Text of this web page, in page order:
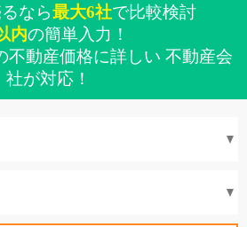
なら最大6社で比較検討
内の簡単入力！
不動産価格に詳しい 不動産会
社が対応！